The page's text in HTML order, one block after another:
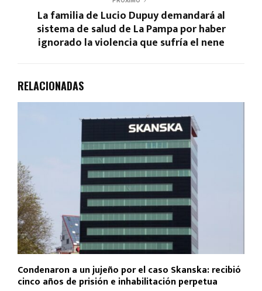
La familia de Lucio Dupuy demandará al
sistema de salud de La Pampa por haber
ignorado la violencia que sufría el nene
RELACIONADAS
Condenaron a un jujeño por el caso Skanska: recibió
cinco años de prisión e inhabilitación perpetua